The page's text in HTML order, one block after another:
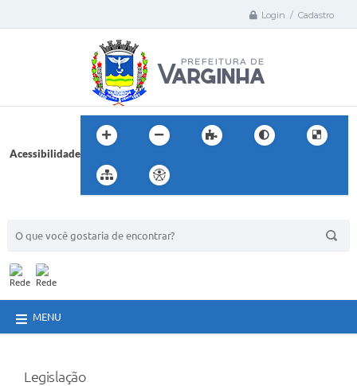
Login / Cadastro
Acessibilidade
MENU
Legislação